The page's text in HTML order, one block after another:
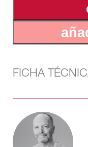
FICHA